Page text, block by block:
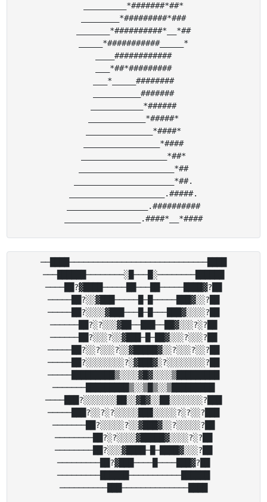
_________*#######*##*
________*#########*###
_______*##########*__*##
_____*###########_____*
____############
___*##*#########
___*_____########
__________#######
___________*######
____________*#####*
______________*####*
________________*####
__________________*##*
____________________*##
_____________________*##.
____________________.#####.
_________________.##########
──████─────────────────────────────████
───██████────────░█───█░────────██████
────██?▓████─────██───██─────████▓?██
─────██?░░▓███─────█─█─────███▓░░?██
─────██?░░░░▓███───█─█───███▓░░░░?██
──────██?░?░░░▓██──███──██▓░░░?░?██
──────██?░░░?░░▓███─█─██▓░░░?░░░?██
─────██?░░?░░░?░░▓█████▓░░?░░░?░░?██
─────██?░░░░░░░░?░▓███▓░?░░░░░░░░?██
─────█████████▒░░░░▓█▓░░░░▒█████████
───────█████████▒░░▒█▒░░▒█████████
────███?░░░░░░░██░░▓█▓░░██░░░░░░░?███
─────███?░░?░?░░░░░███░░░░░?░?░░?███
───────██?░░░░░?░░▓███▓░░?░░░░░?██
────────██?░?░░░░▓█████▓░░░░?░?██
────────██?░░░▓████─█─████▓░░░?██
─────────██?▓███────█────███▓?██
─────────██████───────────██████